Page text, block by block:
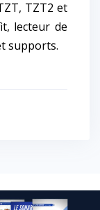
TZT2 et
lecteur de
supports.